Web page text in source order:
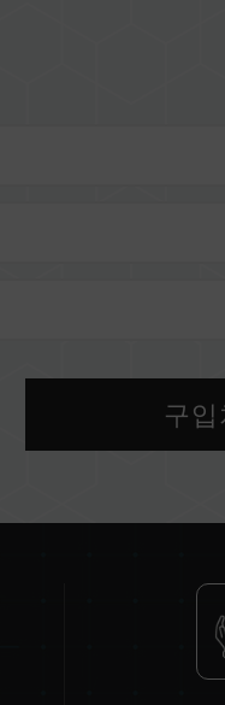
혼용하지 마십시오.
트의 메모리를 혼용하
정과 메인보드,
모리는 SPD(JEDEC
됩니다. 이는 제품 결
하며, 일부 메인보드나
구입